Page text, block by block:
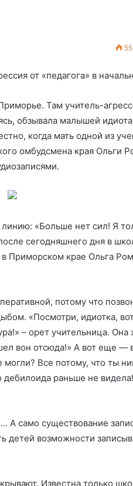
от «педагога» в
Там учитель-
обзывала малышей
когда мать одной из
омбудсмена края Ольги
«Больше нет сил! Я
сегодняшнего дня в
Приморском крае Ольга
потому что
«Посмотри, идиотка,
– орет учительница.
вон отсюда!» А вот еще —
могли? Все потому, что ты
раньше не
А само существование
детей возможности
Известна только